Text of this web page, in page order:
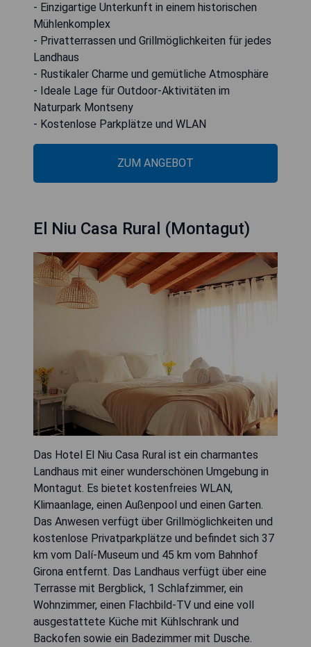
- Einzigartige Unterkunft in einem historischen
Mühlenkomplex
- Privatterrassen und Grillmöglichkeiten für jedes
Landhaus
- Rustikaler Charme und gemütliche Atmosphäre
- Ideale Lage für Outdoor-Aktivitäten im
Naturpark Montseny
- Kostenlose Parkplätze und WLAN
ZUM ANGEBOT
El Niu Casa Rural (Montagut)
Das Hotel El Niu Casa Rural ist ein charmantes
Landhaus mit einer wunderschönen Umgebung in
Montagut. Es bietet kostenfreies WLAN,
Klimaanlage, einen Außenpool und einen Garten.
Das Anwesen verfügt über Grillmöglichkeiten und
kostenlose Privatparkplätze und befindet sich 37
km vom Dalí-Museum und 45 km vom Bahnhof
Girona entfernt. Das Landhaus verfügt über eine
Terrasse mit Bergblick, 1 Schlafzimmer, ein
Wohnzimmer, einen Flachbild-TV und eine voll
ausgestattete Küche mit Kühlschrank und
Backofen sowie ein Badezimmer mit Dusche.